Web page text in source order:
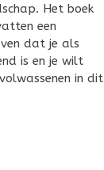
Het boek
een
dat je als
is en je wilt
in dit